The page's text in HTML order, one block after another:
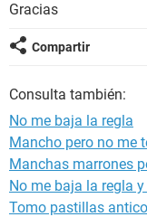
Gracias
Compartir
Consulta también:
No me baja la regla
Mancho pero no me
Manchas marrones
No me baja la regla
Tomo pastillas